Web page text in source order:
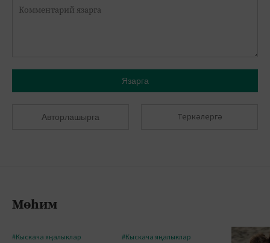
Язарга
Авторлашырга Теркәлергә
Мөһим
#Кыскача яңалыклар #Кыскача яңалыклар